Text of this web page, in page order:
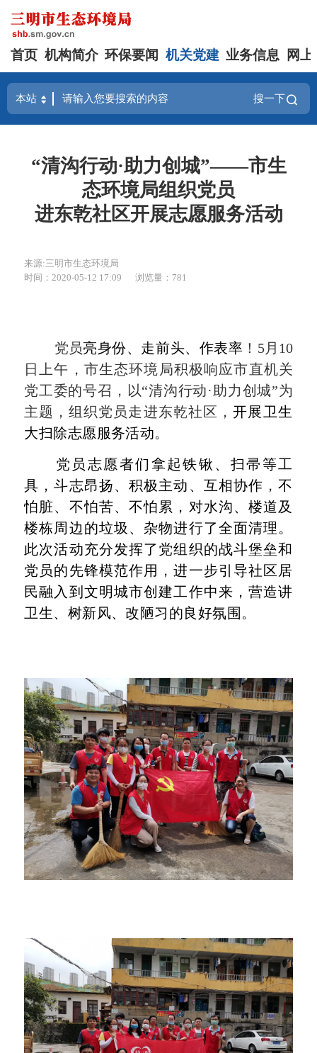
首页 机构简介 环保要闻 机关党建 业务信息 网
搜一下
“清沟行动·助力创城”——市生
态环境局组织党员
进东乾社区开展志愿服务活动
来源:三明市生态环境局
时间：2020-05-12 17:09
浏览量：781
党员亮身份、走前头、作表率 ！ 5月10
日上午，市生态环境局积极响应市直机关
党工委的号召，以“清沟行动·助力创城”为
主题，组织党员走进东乾社区， 开展卫生
大扫除志愿服务活动。
党员志愿者们拿起铁锹、扫帚等工
具，斗志昂扬、积极主动、互相协作，不
怕脏、不怕苦、不怕累，对水沟、楼道及
楼栋周边的垃圾、杂物进行了全面清理。
此次活动充分发挥了党组织的战斗堡垒和
党员的先锋模范作用，进一步引导社区居
民融入到文明城市创建工作中来，营造讲
卫生、树新风、改陋习的良好氛围 。